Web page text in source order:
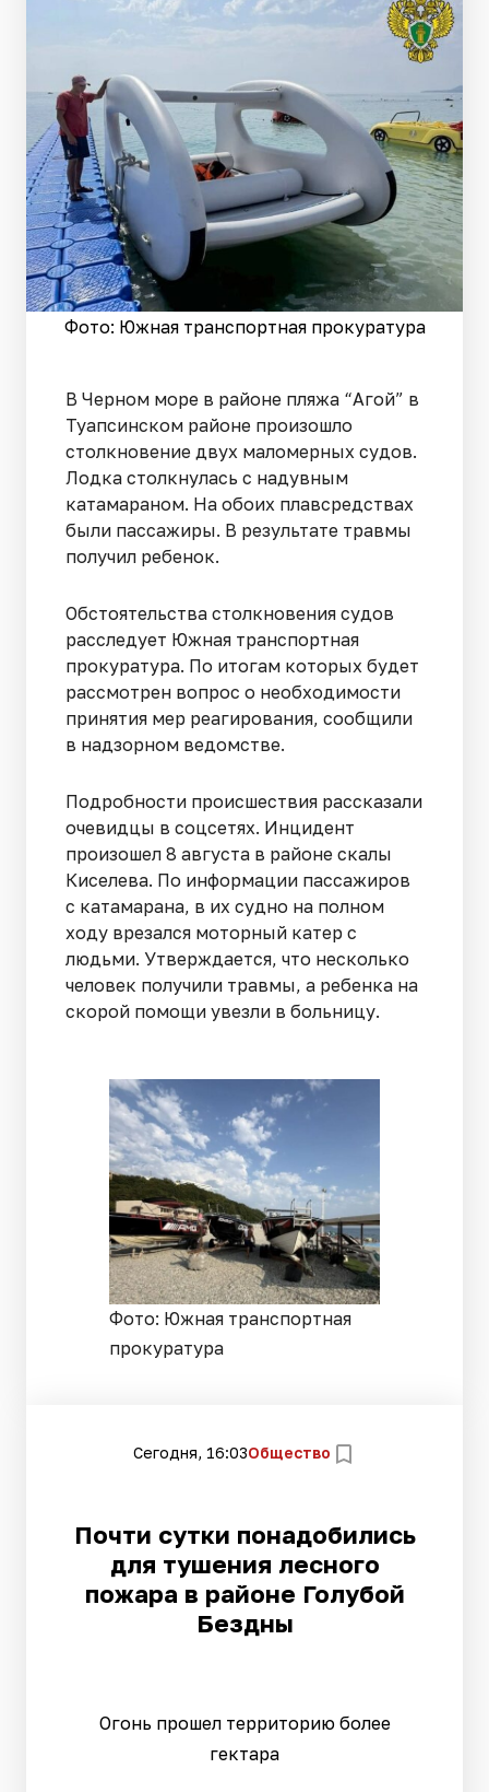
Фото: Южная транспортная прокуратура
В Черном море в районе пляжа “Агой” в
Туапсинском районе произошло
столкновение двух маломерных судов.
Лодка столкнулась с надувным
катамараном. На обоих плавсредствах
были пассажиры. В результате травмы
получил ребенок.
Обстоятельства столкновения судов
расследует Южная транспортная
прокуратура. По итогам которых будет
рассмотрен вопрос о необходимости
принятия мер реагирования, сообщили
в надзорном ведомстве.
Подробности происшествия рассказали
очевидцы в соцсетях. Инцидент
произошел 8 августа в районе скалы
Киселева. По информации пассажиров
с катамарана, в их судно на полном
ходу врезался моторный катер с
людьми. Утверждается, что несколько
человек получили травмы, а ребенка на
скорой помощи увезли в больницу.
Фото: Южная транспортная
прокуратура
Сегодня, 16:03Общество
Почти сутки понадобились
для тушения лесного
пожара в районе Голубой
Бездны
Огонь прошел территорию более
гектара